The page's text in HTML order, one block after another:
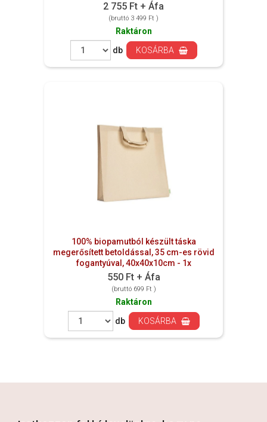
2 755 Ft + Áfa
(bruttó 3 499 Ft )
Raktáron
db
KOSÁRBA
100% biopamutból készült táska
megerősített betoldással, 35 cm-es rövid
fogantyúval, 40x40x10cm - 1x
550 Ft + Áfa
(bruttó 699 Ft )
Raktáron
db
KOSÁRBA